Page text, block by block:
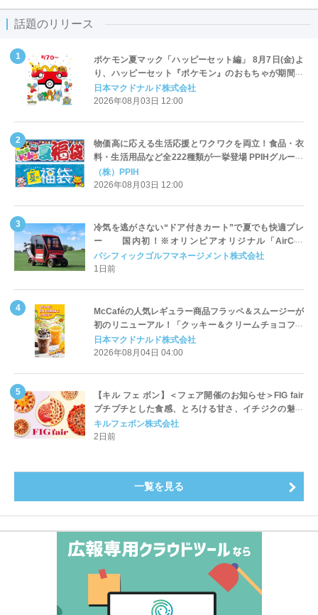
話題のリリース
ポケモン夏マック「ハッピーセット編」 8月7日(金)よ
り、ハッピーセット『ポケモン』のおもちゃが期間限
定登場
日本マクドナルド株式会社
2026年08月03日 12:00
物価高に応える生活応援とワクワクを両立！食品・衣
料・生活用品など全222種類が一挙登場 PPIHグループ
「夏福袋」＆セール 8月6日(木)より順次スタート
（株）PPIH
2026年08月03日 12:00
冷気を逃がさない“ドア付きカート”で夏でも快適プレ
ー 国内初！※オリンピアオリジナル「AirCon
Cart（エアコンカート）」導入 | ＰＧＭ
パシフィックゴルフマネージメント株式会社
1日前
McCaféの人気レギュラー商品フラッペ＆スムージーが
初のリニューアル！「クッキー＆クリームチョコフラ
ッペ」「マンゴースムージー」8月5日（水）から販売
開始
日本マクドナルド株式会社
2026年08月04日 04:00
【キル フェ ボン】＜フェア開催のお知らせ＞FIG fair
プチプチとした食感、とろける甘さ、イチジクの魅力
をたっぷりと。新作を含め、イチジク尽くしの全4種が
登場8月20日（木）スタート
キルフェボン株式会社
2日前
一覧を見る